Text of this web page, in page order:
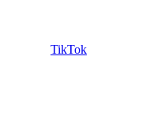
TikTok